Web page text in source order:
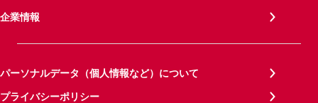
企業情報
パーソナルデータ（個人情報など）について
プライバシーポリシー